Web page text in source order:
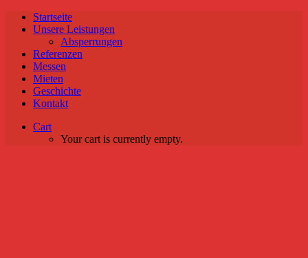
Startseite
Unsere Leistungen
Absperrungen
Referenzen
Messen
Mieten
Geschichte
Kontakt
Cart
Your cart is currently empty.